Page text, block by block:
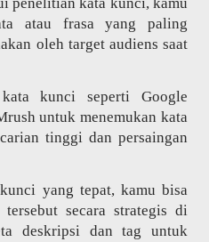
atau frasa yang paling
oleh target audiens saat
kunci seperti Google
untuk menemukan kata
tinggi dan persaingan
yang tepat, kamu bisa
secara strategis di
deskripsi dan tag untuk